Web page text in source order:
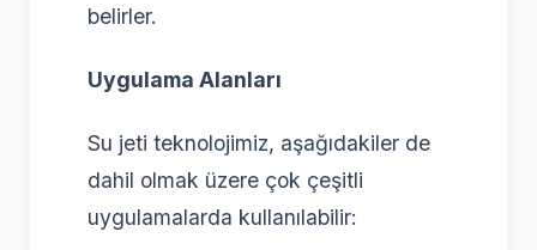
belirler.
Uygulama Alanları
Su jeti teknolojimiz, aşağıdakiler de
dahil olmak üzere çok çeşitli
uygulamalarda kullanılabilir: